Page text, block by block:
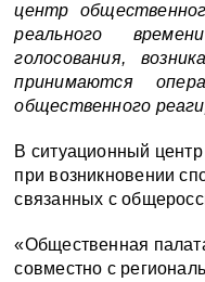
центр
реального
голосования,
принимаются
общественного
В ситуационный
при возникновении
связанных с
«Общественная
совместно с